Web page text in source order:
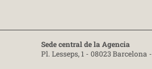
Sede central de la Agencia
Pl. Lesseps, 1 - 08023 Barcelona -